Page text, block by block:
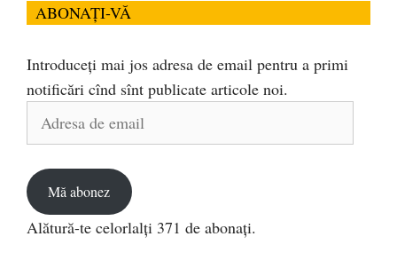
ABONAȚI-VĂ
Introduceți mai jos adresa de email pentru a primi
notificări cînd sînt publicate articole noi.
Adresa
Mă abonez
Alătură-te celorlalți 371 de abonați.